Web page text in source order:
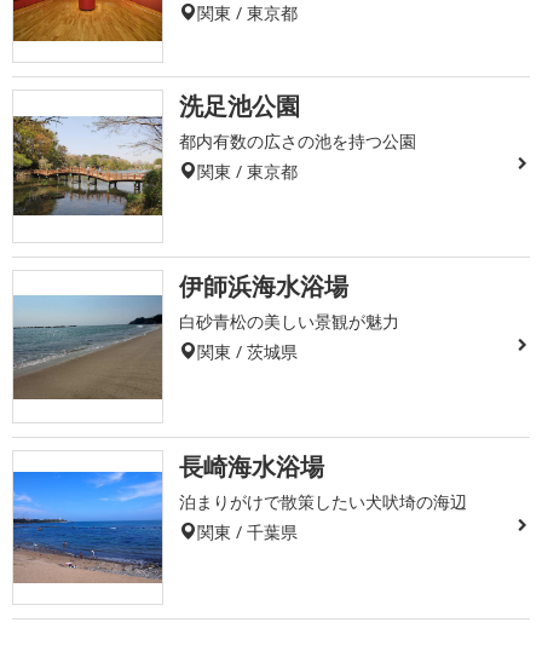
関東 / 東京都
洗足池公園
都内有数の広さの池を持つ公園
関東 / 東京都
伊師浜海水浴場
白砂青松の美しい景観が魅力
関東 / 茨城県
長崎海水浴場
泊まりがけで散策したい犬吠埼の海辺
関東 / 千葉県